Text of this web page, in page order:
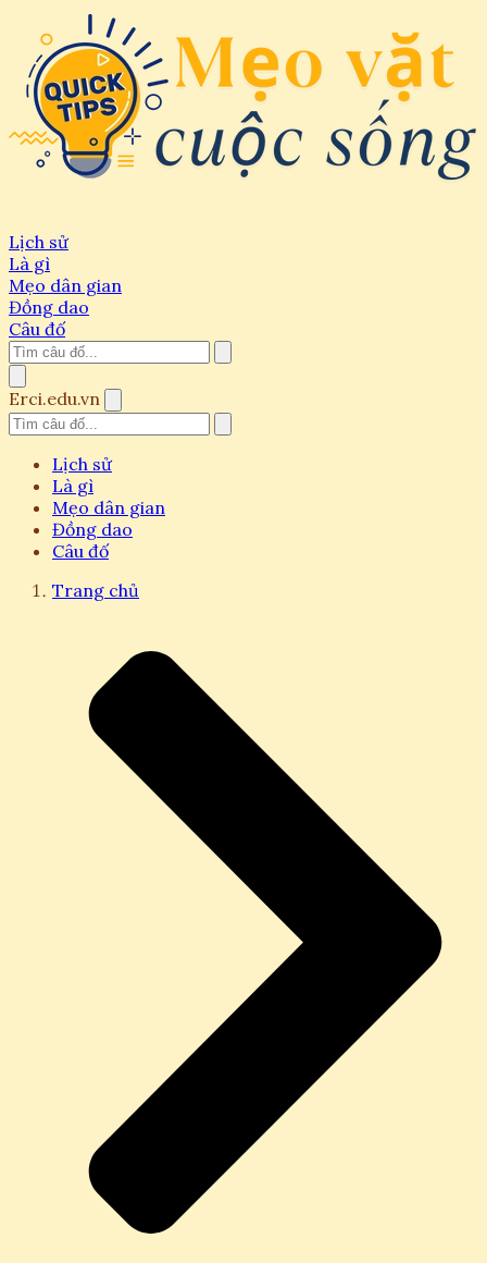
Lịch sử
Là gì
Mẹo dân gian
Đồng dao
Câu đố
Erci.edu.vn
Lịch sử
Là gì
Mẹo dân gian
Đồng dao
Câu đố
Trang chủ